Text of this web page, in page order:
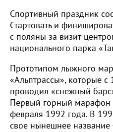
Спортивный праздник
Стартовать и
с поляны за визит-
национального парка
Прототипом лыжного
«Альптрассы», которые
проводил «снежный
Первый горный марафон
февраля 1992 года. В
свое нынешнее